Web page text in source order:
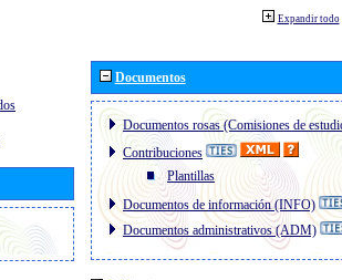
Expandir todo
Documentos
Documentos rosas (Comisiones de
Contribuciones
Plantillas
Documentos de información (INFO)
Documentos administrativos (ADM)